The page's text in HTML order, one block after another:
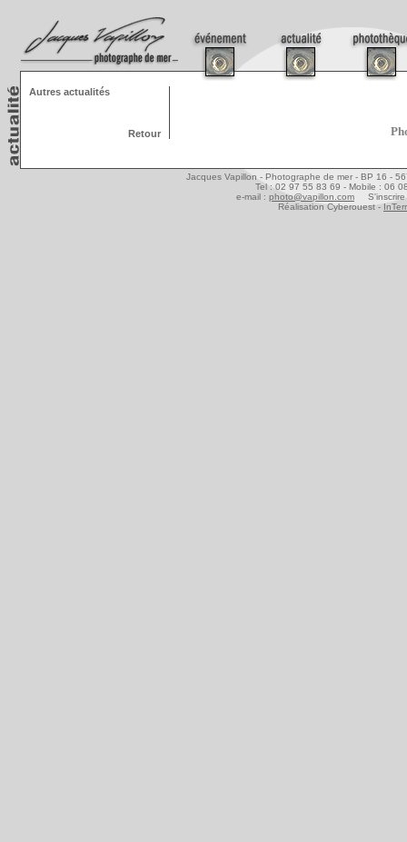
Autres actualités
Retour
Jacques Vapillon - Photographe de mer - BP 16 -
Tel : 02 97 55 83 69 - Mobile : 06
e-mail : photo@vapillon.com S'inscrire
Réalisation Cyberouest -